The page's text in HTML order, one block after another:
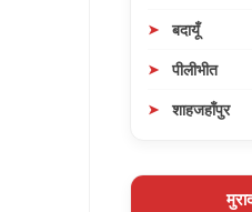
बदायूँ
पीलीभीत
शाहजहाँपुर